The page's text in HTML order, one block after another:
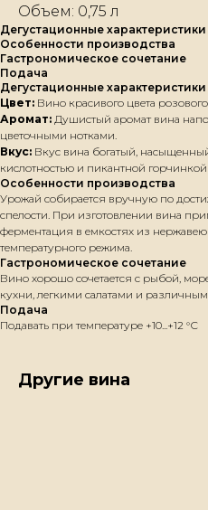
Объем: 0,75 л
Дегустационные характеристики
Особенности производства
Гастрономическое сочетание
Подача
Дегустационные характеристики
Цвет: Вино красивого цвета
Аромат: Душистый аромат вина
цветочными нотками.
Вкус: Вкус вина богатый,
кислотностью и пикантной
Особенности производства
Урожай собирается вручную по
спелости. При изготовлении вина
ферментация в емкостях из
температурного режима.
Гастрономическое сочетание
Вино хорошо сочетается с рыбой,
кухни, легкими салатами и
Подача
Подавать при температуре +10...+12 °С
Другие вина